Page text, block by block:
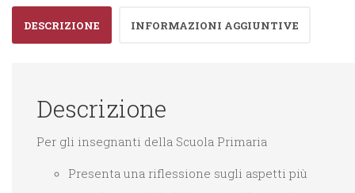
DESCRIZIONE INFORMAZIONI AGGIUNTIVE
Descrizione
Per gli insegnanti della Scuola Primaria
Presenta una riflessione sugli aspetti più